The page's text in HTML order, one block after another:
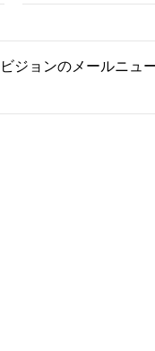
ジョンのメールニュ